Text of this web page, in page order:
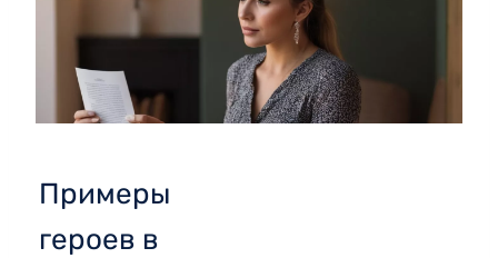
Примеры
героев в